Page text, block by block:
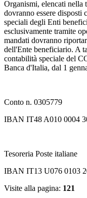
Organismi, elencati nella
dovranno essere disposti
speciali degli Enti
esclusivamente tramite
mandati dovranno
dell'Ente beneficiario. A
contabilità speciale del
Banca d'Italia, dal 1
Conto n. 0305779
IBAN IT48 A010 0004
Tesoreria Poste italiane
IBAN IT13 U076 0103
Visite alla pagina: 121